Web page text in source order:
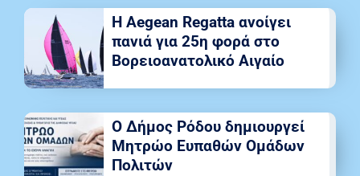
Η Aegean Regatta ανοίγει
πανιά για 25η φορά στο
Βορειοανατολικό Αιγαίο
Ο Δήμος Ρόδου δημιουργεί
Μητρώο Ευπαθών Ομάδων
Πολιτών